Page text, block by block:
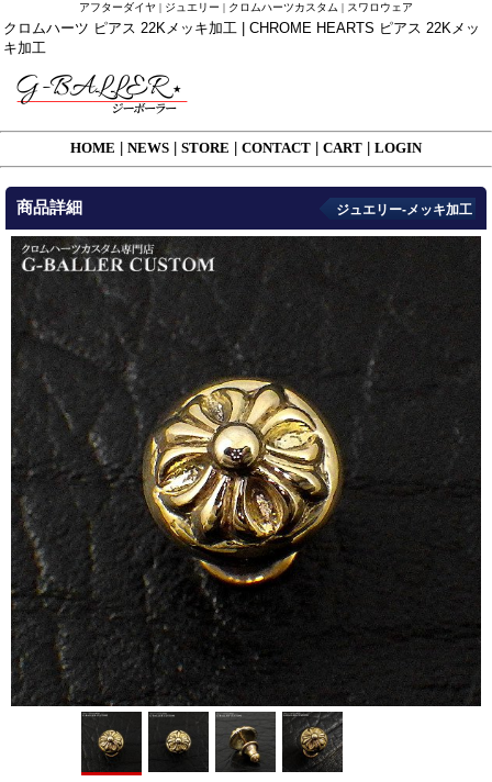
アフターダイヤ | ジュエリー | クロムハーツカスタム | スワロウェア
クロムハーツ ピアス 22Kメッキ加工 | CHROME HEARTS ピアス 22Kメッ
キ加工
HOME NEWS STORE CONTACT CART LOGIN
商品詳細 ジュエリー-メッキ加工